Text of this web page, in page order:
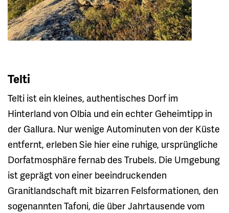
Telti
Telti ist ein kleines, authentisches Dorf im
Hinterland von Olbia und ein echter Geheimtipp in
der Gallura. Nur wenige Autominuten von der Küste
entfernt, erleben Sie hier eine ruhige, ursprüngliche
Dorfatmosphäre fernab des Trubels. Die Umgebung
ist geprägt von einer beeindruckenden
Granitlandschaft mit bizarren Felsformationen, den
sogenannten Tafoni, die über Jahrtausende vom